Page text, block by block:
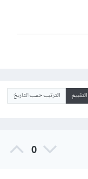
الترتيب حسب التاريخ
0